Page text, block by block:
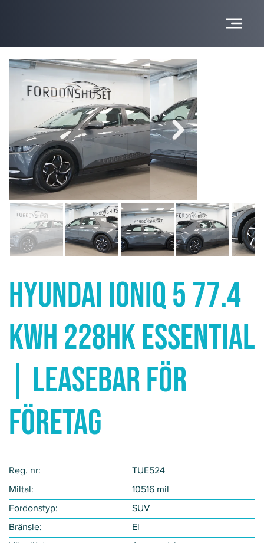
Hyundai IONIQ 5 77.4
kWh 228HK ESSENTIAL
| LEASEBAR FÖR
FÖRETAG
Reg. nr:
Miltal:
Fordonstyp​:
Bränsle:
TUE524
10516 mil
SUV
El